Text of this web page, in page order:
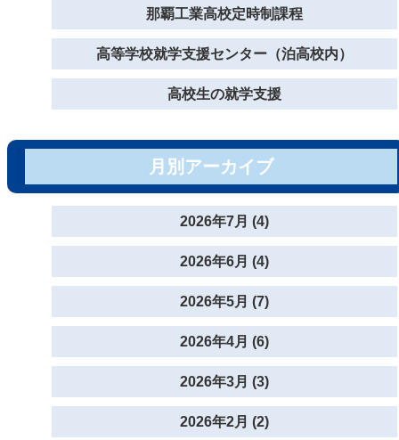
那覇工業高校定時制課程
高等学校就学支援センター（泊高校内）
高校生の就学支援
月別アーカイブ
2026年7月 (4)
2026年6月 (4)
2026年5月 (7)
2026年4月 (6)
2026年3月 (3)
2026年2月 (2)